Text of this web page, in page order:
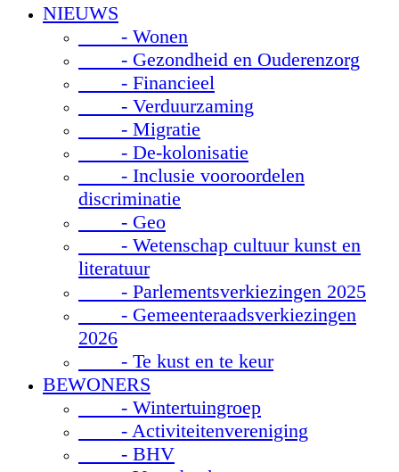
NIEUWS
- Wonen
- Gezondheid en Ouderenzorg
- Financieel
- Verduurzaming
- Migratie
- De-kolonisatie
- Inclusie vooroordelen
discriminatie
- Geo
- Wetenschap cultuur kunst en
literatuur
- Parlementsverkiezingen 2025
- Gemeenteraadsverkiezingen
2026
- Te kust en te keur
BEWONERS
- Wintertuingroep
- Activiteitenvereniging
- BHV